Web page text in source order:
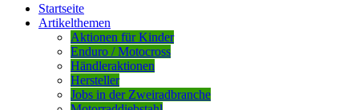
Startseite
Artikelthemen
Aktionen für Kinder
Enduro / Motocross
Händleraktionen
Hersteller
Jobs in der Zweiradbranche